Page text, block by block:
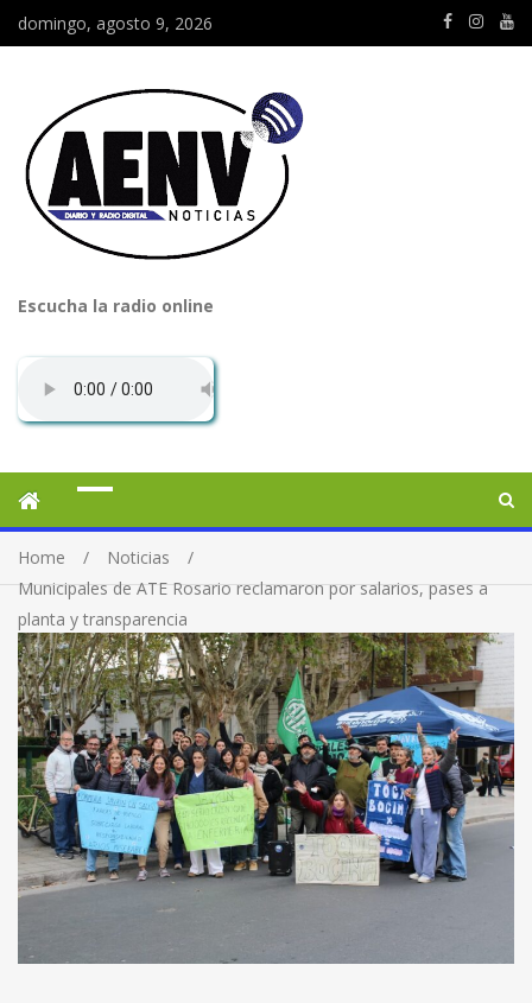
domingo, agosto 9, 2026
Escucha la radio online
Home
Noticias
Municipales de ATE Rosario reclamaron por salarios, pases a
planta y transparencia